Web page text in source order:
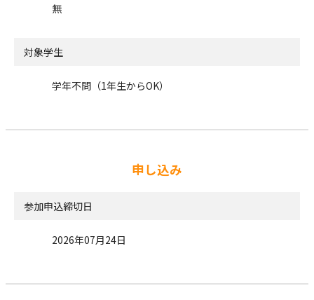
無
対象学生
学年不問（1年生からOK）
申し込み
参加申込締切日
2026年07月24日